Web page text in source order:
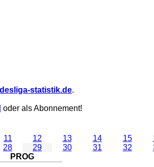
statistik.de.
oder als Abonnement!
11 12 13 14 15
28 29 30 31 32
PROG